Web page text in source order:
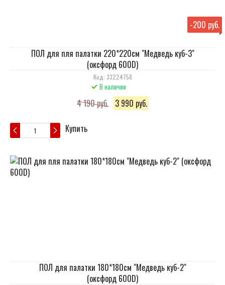
-200 руб.
ПОЛ для пля палатки 220*220см "Медведь куб-3"
(оксфорд 600D)
Код: 33224758
В наличии
4 190 руб. 3 990 руб.
Купить
ПОЛ для палатки 180*180см "Медведь куб-2"
(оксфорд 600D)